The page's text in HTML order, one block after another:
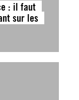
: il faut
sur les